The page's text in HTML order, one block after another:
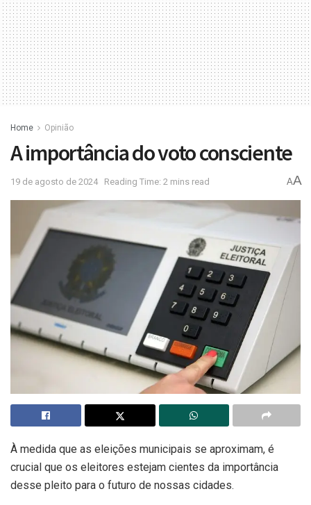
Home Opinião
A importância do voto consciente
19 de agosto de 2024 Reading Time: 2 mins read AA
À medida que as eleições municipais se aproximam, é
crucial que os eleitores estejam cientes da importância
desse pleito para o futuro de nossas cidades.